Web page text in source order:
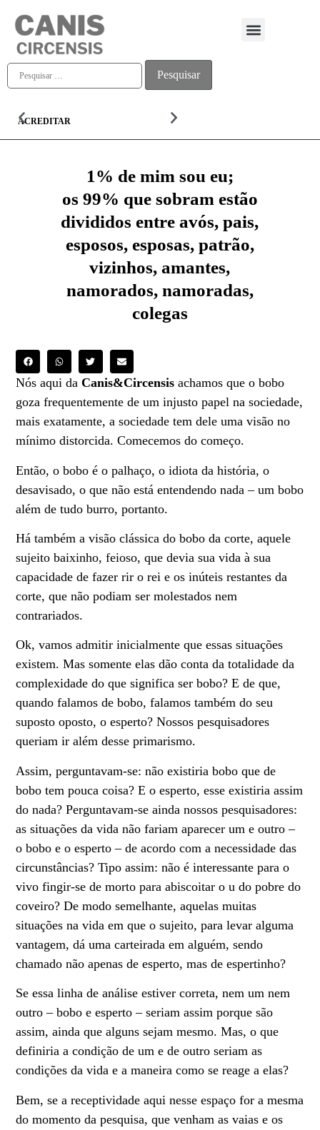
ACREDITAR
1% de mim sou eu;
os 99% que sobram estão
divididos entre avós, pais,
esposos, esposas, patrão,
vizinhos, amantes,
namorados, namoradas,
colegas
Nós aqui daCanis&Circensis achamos que o bobo
goza frequentemente de um injusto papel na sociedade,
mais exatamente, a sociedade tem dele uma visão no
mínimo distorcida. Comecemos do começo.
Então, o bobo é o palhaço, o idiota da história, o
desavisado, o que não está entendendo nada – um bobo
além de tudo burro, portanto.
Há também a visão clássica do bobo da corte, aquele
sujeito baixinho, feioso, que devia sua vida à sua
capacidade de fazer rir o rei e os inúteis restantes da
corte, que não podiam ser molestados nem
contrariados.
Ok, vamos admitir inicialmente que essas situações
existem. Mas somente elas dão conta da totalidade da
complexidade do que significa ser bobo? E de que,
quando falamos de bobo, falamos também do seu
suposto oposto, o esperto? Nossos pesquisadores
queriam ir além desse primarismo.
Assim, perguntavam-se: não existiria bobo que de
bobo tem pouca coisa? E o esperto, esse existiria assim
do nada? Perguntavam-se ainda nossos pesquisadores:
as situações da vida não fariam aparecer um e outro –
o bobo e o esperto – de acordo com a necessidade das
circunstâncias? Tipo assim: não é interessante para o
vivo fingir-se de morto para abiscoitar o u do pobre do
coveiro? De modo semelhante, aquelas muitas
situações na vida em que o sujeito, para levar alguma
vantagem, dá uma carteirada em alguém, sendo
chamado não apenas de esperto, mas de espertinho?
Se essa linha de análise estiver correta, nem um nem
outro – bobo e esperto – seriam assim porque são
assim, ainda que alguns sejam mesmo. Mas, o que
definiria a condição de um e de outro seriam as
condições da vida e a maneira como se reage a elas?
Bem, se a receptividade aqui nesse espaço for a mesma
do momento da pesquisa, que venham as vaias e os